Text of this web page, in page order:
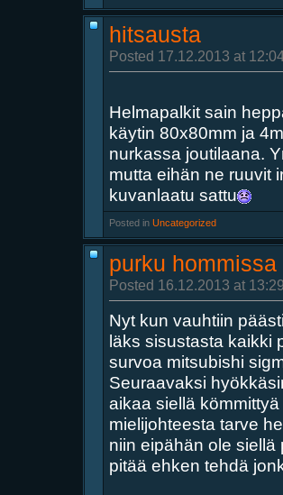
hitsausta
Posted 17.12.2013 at
Helmapalkit sain
käytin 80x80mm ja
nurkassa joutilaana.
mutta eihän ne ruuvit
kuvanlaatu sattu
Posted in Uncategorized
purku hommissa
Posted 16.12.2013 at
Nyt kun vauhtiin
läks sisustasta kaikki
survoa mitsubishi
Seuraavaksi
aikaa siellä
mielijohteesta tarve
niin eipähän ole
pitää ehken tehdä